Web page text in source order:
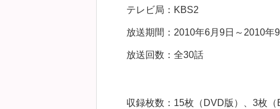
テレビ局：KBS2
放送期間：2010年6月9日～2010年
放送回数：全30話
収録枚数：15枚（DVD版）、3枚（